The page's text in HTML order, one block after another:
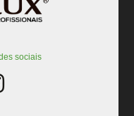
sociais